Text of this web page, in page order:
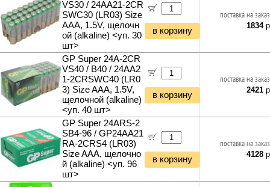
VS30 / 24AA21-2CR
SWC30 (LR03) Size
AAA, 1.5V, щелочн
ой (alkaline) <уп. 30
шт>
в корзину
поставка на
1834
GP Super 24A-2CR
VS40 / B40 / 24AA2
1-2CRSWC40 (LR0
3) Size AAA, 1.5V,
щелочной (alkaline)
<уп. 40 шт>
в корзину
поставка на
2421
GP Super 24ARS-2
SB4-96 / GP24AA21
RA-2CRS4 (LR03)
Size AAA, щелочно
й (alkaline) <уп. 96
шт>
в корзину
поставка на
4128